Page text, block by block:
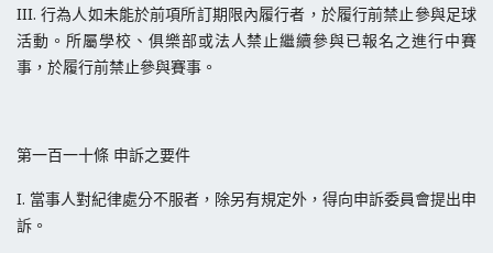
III. 行為人如未能於前項所訂期限內履行者，於履行前禁止參與足球
活動。所屬學校、俱樂部或法人禁止繼續參與已報名之進行中賽
事，於履行前禁止參與賽事。
第一百一十條 申訴之要件
I. 當事人對紀律處分不服者，除另有規定外，得向申訴委員會提出申
訴。